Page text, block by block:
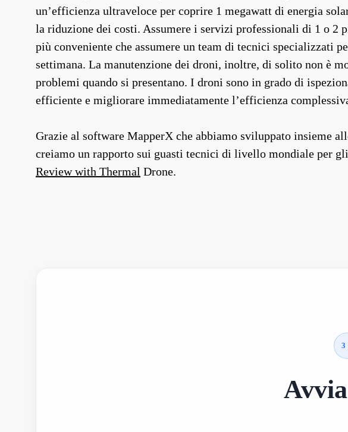
un’efficienza ultraveloce per coprire 1 megawatt di energia
la riduzione dei costi. Assumere i servizi professionali di 1 o
più conveniente che assumere un team di tecnici specializzati
settimana. La manutenzione dei droni, inoltre, di solito non è
problemi quando si presentano. I droni sono in grado di
efficiente e migliorare immediatamente l’efficienza
Grazie al software MapperX che abbiamo sviluppato insieme
creiamo un rapporto sui guasti tecnici di livello mondiale per
Review with Thermal Drone.